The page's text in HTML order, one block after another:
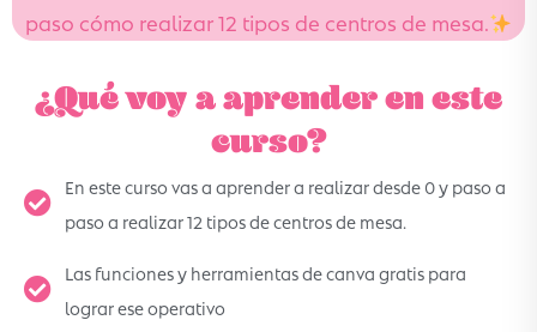
paso cómo realizar 12 tipos de centros de mesa.
¿Qué voy a aprender en este
curso?
En este curso vas a aprender a realizar desde 0 y paso a
paso a realizar 12 tipos de centros de mesa.
Las funciones y herramientas de canva gratis para
lograr ese operativo